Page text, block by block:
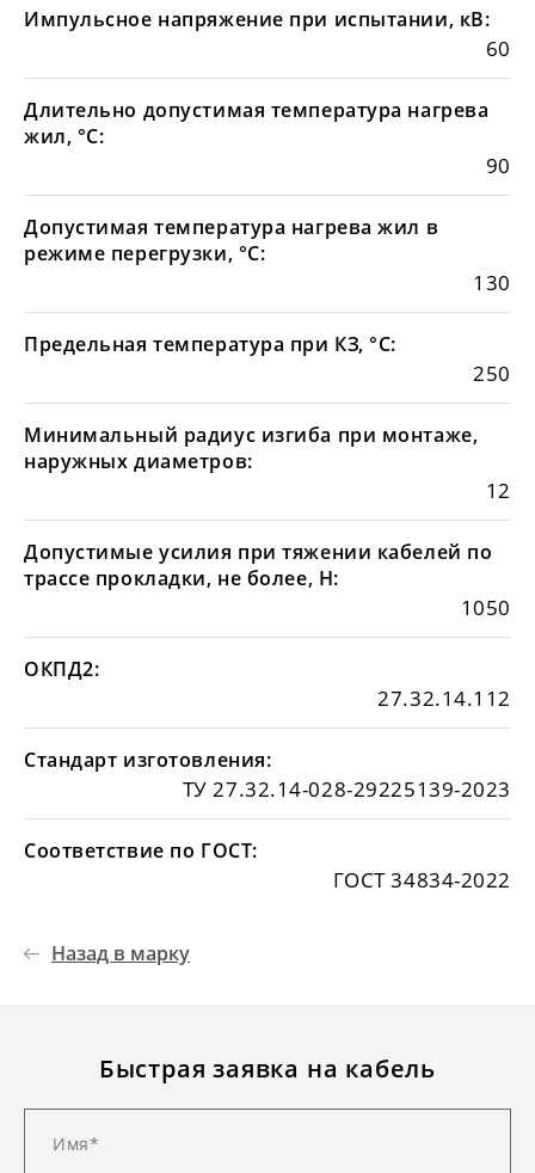
Импульсное напряжение при испытании, кВ:
60
Длительно допустимая температура нагрева
жил, °С:
90
Допустимая температура нагрева жил в
режиме перегрузки, °С:
130
Предельная температура при КЗ, °С:
250
Минимальный радиус изгиба при монтаже,
наружных диаметров:
12
Допустимые усилия при тяжении кабелей по
трассе прокладки, не более, Н:
1050
ОКПД2:
27.32.14.112
Стандарт изготовления:
ТУ 27.32.14-028-29225139-2023
Соответствие по ГОСТ:
ГОСТ 34834-2022
Назад в марку
Быстрая заявка на кабель